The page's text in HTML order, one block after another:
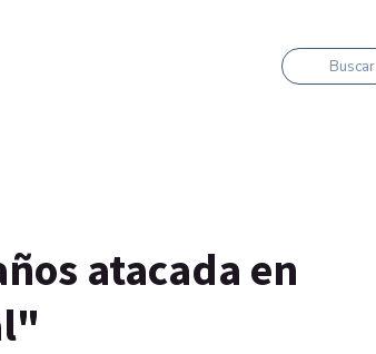
Buscar
atacada en